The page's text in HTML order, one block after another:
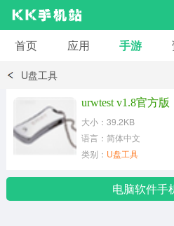
安卓应用
小说漫画
首页 应用 手游
U盘工具
urwtest v1.8官方版
大小：39.2KB
语言：简体中文
类别： U盘工具
电脑软件手